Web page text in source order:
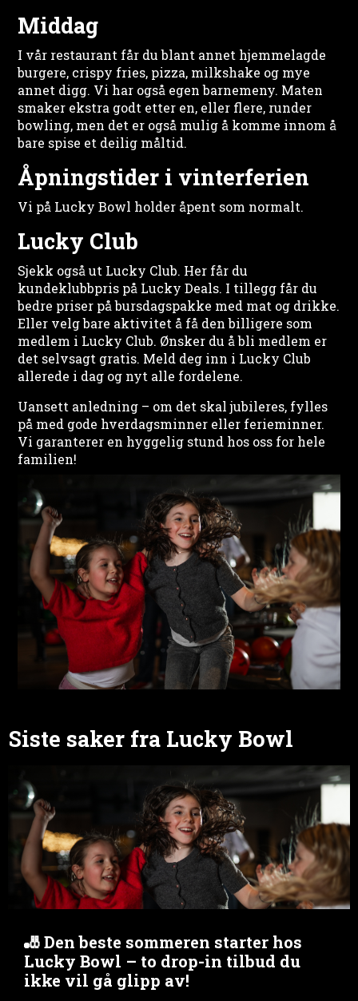
Middag
I vår restaurant får du blant annet hjemmelagde
burgere, crispy fries, pizza, milkshake og mye
annet digg. Vi har også egen barnemeny. Maten
smaker ekstra godt etter en, eller flere, runder
bowling, men det er også mulig å komme innom å
bare spise et deilig måltid.
Åpningstider i vinterferien
Vi på Lucky Bowl holder åpent som normalt.
Lucky Club
Sjekk også ut Lucky Club. Her får du
kundeklubbpris på Lucky Deals. I tillegg får du
bedre priser på bursdagspakke med mat og drikke.
Eller velg bare aktivitet å få den billigere som
medlem i Lucky Club. Ønsker du å bli medlem er
det selvsagt gratis. Meld deg inn i Lucky Club
allerede i dag og nyt alle fordelene.
Uansett anledning – om det skal jubileres, fylles
på med gode hverdagsminner eller ferieminner.
Vi garanterer en hyggelig stund hos oss for hele
familien!
Siste saker fra Lucky Bowl
🎳 Den beste sommeren starter hos
Lucky Bowl – to drop-in tilbud du
ikke vil gå glipp av!